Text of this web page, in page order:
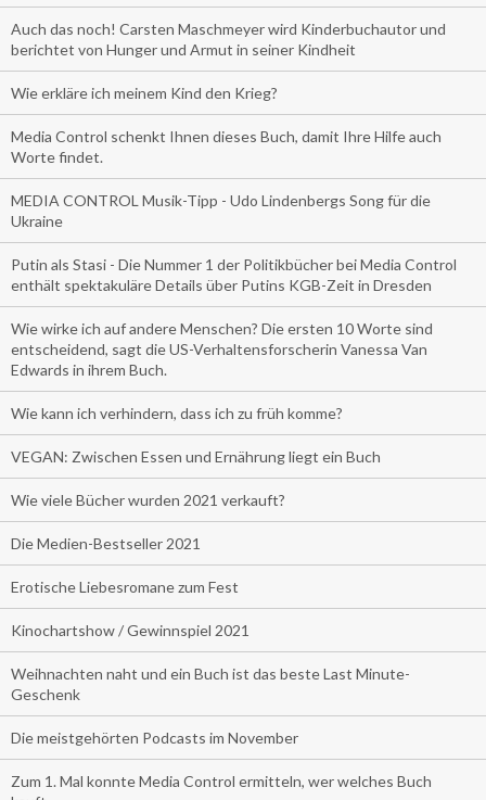
Auch das noch! Carsten Maschmeyer wird Kinderbuchautor und
berichtet von Hunger und Armut in seiner Kindheit
Wie erkläre ich meinem Kind den Krieg?
Media Control schenkt Ihnen dieses Buch, damit Ihre Hilfe auch
Worte findet.
MEDIA CONTROL Musik-Tipp - Udo Lindenbergs Song für die
Ukraine
Putin als Stasi - Die Nummer 1 der Politikbücher bei Media Control
enthält spektakuläre Details über Putins KGB-Zeit in Dresden
Wie wirke ich auf andere Menschen? Die ersten 10 Worte sind
entscheidend, sagt die US-Verhaltensforscherin Vanessa Van
Edwards in ihrem Buch.
Wie kann ich verhindern, dass ich zu früh komme?
VEGAN: Zwischen Essen und Ernährung liegt ein Buch
Wie viele Bücher wurden 2021 verkauft?
Die Medien-Bestseller 2021
Erotische Liebesromane zum Fest
Kinochartshow / Gewinnspiel 2021
Weihnachten naht und ein Buch ist das beste Last Minute-
Geschenk
Die meistgehörten Podcasts im November
Zum 1. Mal konnte Media Control ermitteln, wer welches Buch